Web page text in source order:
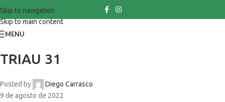
Skip to navigation
Skip to main content
MENU
TRIAU 31
Posted by
Diego Carrasco
9 de agosto de 2022